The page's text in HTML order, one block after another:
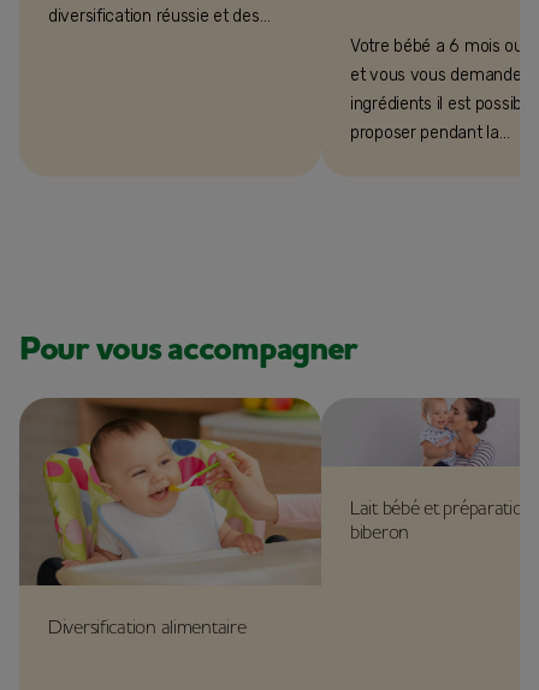
diversification réussie et des
Votre bébé a 6 mois ou
et vous vous demandez
ingrédients il est possible
proposer pendant la
Pour vous accompagner
Diversification alimentaire
Lait bébé et préparation
biberon